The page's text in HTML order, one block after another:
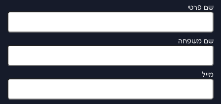
שם פרטי
שם משפחה
מייל